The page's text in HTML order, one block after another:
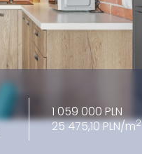
1 059 000 PLN
25 475,10 PLN/m2